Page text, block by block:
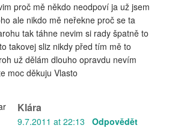
proč mě někdo neodpoví ja už jsem
ale nikdo mě neřekne proč se ta
tak táhne nevim si rady špatně to
takovej sliz nikdy před tím mě to
už dělám dlouho opravdu nevím
moc děkuju Vlasto
Klára
9.7.2011 at 22:13 Odpovědět